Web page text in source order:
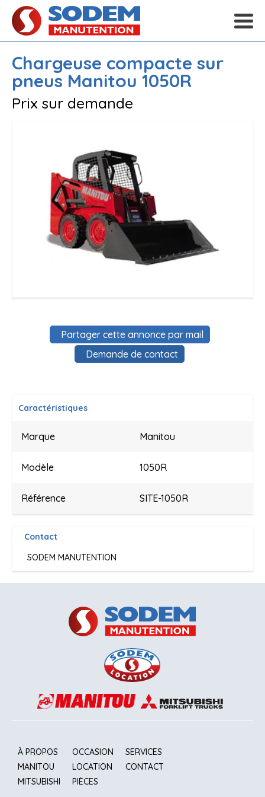
Chargeuse compacte sur
pneus Manitou 1050R
Prix sur demande
Demande de contact
Partager cette annonce par mail
Caractéristiques
Marque Manitou
Modèle 1050R
Référence SITE-1050R
Contact
SODEM MANUTENTION
À PROPOS
MANITOU
MITSUBISHI
OCCASION
LOCATION
PIÈCES
SERVICES
CONTACT